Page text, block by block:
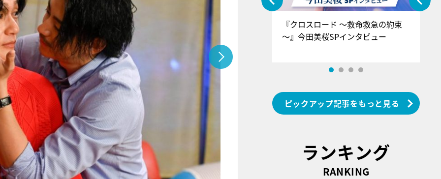
『アイ＝ラブ！げーみんぐ』＝LOV
ビュー
『クロスロード ～救命救急の約束
～』今田美桜SPインタビュー
ピックアップ記事をもっと見る
ランキング
RANKING